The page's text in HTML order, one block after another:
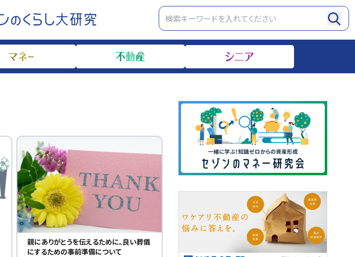
親にありがとうを伝えるために。良い葬儀
にするための事前準備について